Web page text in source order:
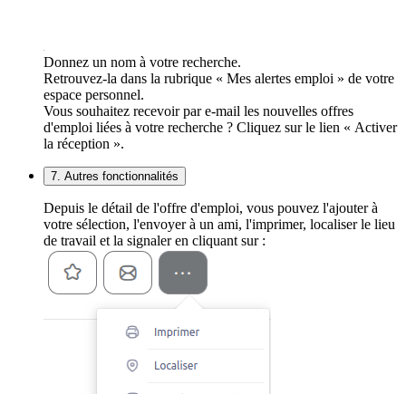
Donnez un nom à votre recherche.
Retrouvez-la dans la rubrique « Mes alertes emploi » de votre
espace personnel.
Vous souhaitez recevoir par e-mail les nouvelles offres
d'emploi liées à votre recherche ? Cliquez sur le lien « Activer
la réception ».
7. Autres fonctionnalités
Depuis le détail de l'offre d'emploi, vous pouvez l'ajouter à
votre sélection, l'envoyer à un ami, l'imprimer, localiser le lieu
de travail et la signaler en cliquant sur :